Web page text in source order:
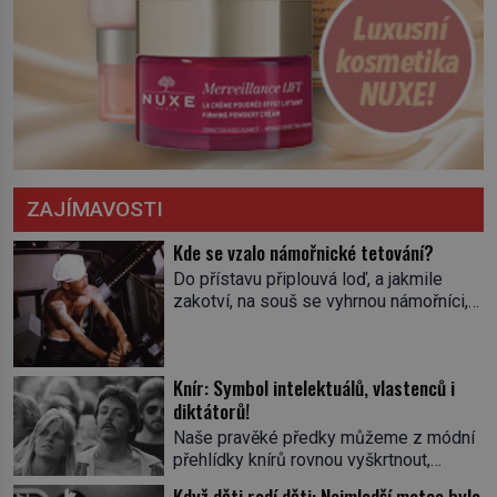
ZAJÍMAVOSTI
Kde se vzalo námořnické tetování?
Do přístavu připlouvá loď, a jakmile
zakotví, na souš se vyhrnou námořníci,
potetované paže. Námořnická kérka je
totiž něco jako uniforma. Tetování jako
takové má velmi hlubokou minulost.
Tetovaný je už pračlověk Ötzi, který
Knír: Symbol intelektuálů, vlastenců i
diktátorů!
Naše pravěké předky můžeme z módní
přehlídky knírů rovnou vyškrtnout,